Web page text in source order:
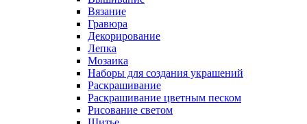
Вязание
Гравюра
Декорирование
Лепка
Мозаика
Наборы для создания украшений
Раскрашивание
Раскрашивание цветным песком
Рисование светом